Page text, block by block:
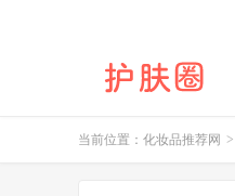
当前位置： 化妆品推荐网 >